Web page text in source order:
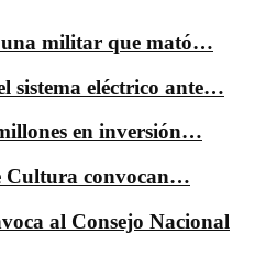
militar que mató…
sistema eléctrico ante…
en inversión…
Cultura convocan…
al Consejo Nacional